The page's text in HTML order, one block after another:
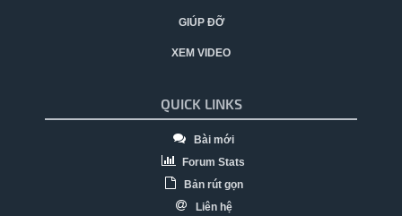
GIÚP ĐỠ
XEM VIDEO
QUICK LINKS
Bài mới
Forum Stats
Bản rút gọn
Liên hệ